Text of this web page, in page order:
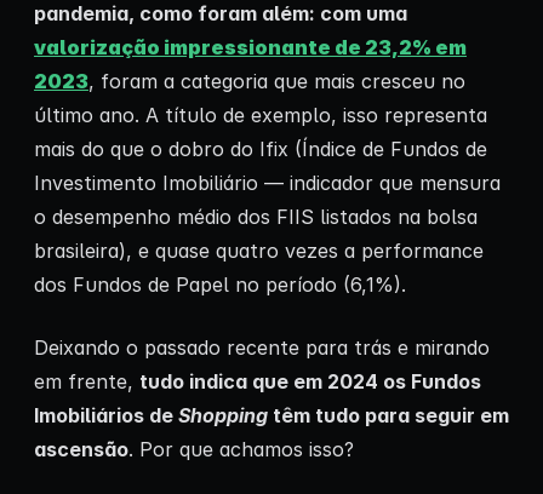
pandemia, como foram além: com uma
valorização impressionante de 23,2% em
2023, foram a categoria que mais cresceu no
último ano. A título de exemplo, isso representa
mais do que o dobro do Ifix (Índice de Fundos de
Investimento Imobiliário — indicador que mensura
o desempenho médio dos FIIS listados na bolsa
brasileira), e quase quatro vezes a performance
dos Fundos de Papel no período (6,1%).
Deixando o passado recente para trás e mirando
em frente, tudo indica que em 2024 os Fundos
Imobiliários de Shopping têm tudo para seguir em
ascensão. Por que achamos isso?